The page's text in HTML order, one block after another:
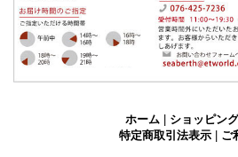
ホーム | ショッピン
特定商取引法表示 | ご